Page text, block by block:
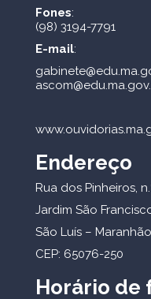
Fones:
(98) 3194-7791
E-mail:
Endereço
Rua dos Pinheiros,
Jardim São
São Luís – Maranhão
CEP: 65076-250
Horário de